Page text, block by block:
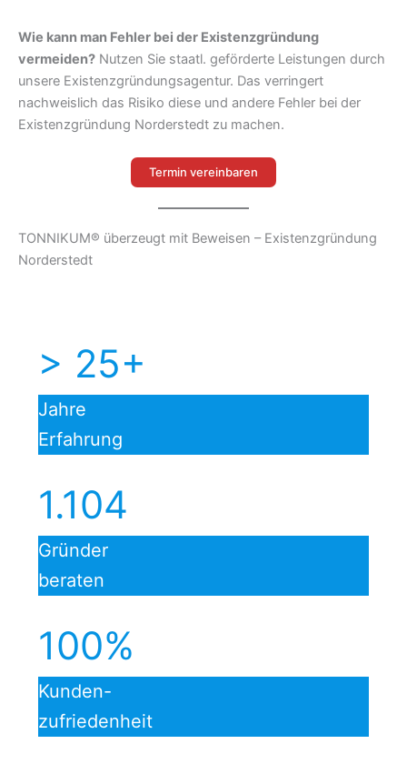
Wie kann man Fehler bei der Existenzgründung
vermeiden? Nutzen Sie staatl. geförderte Leistungen durch
unsere Existenzgründungsagentur. Das verringert
nachweislich das Risiko diese und andere Fehler bei der
Existenzgründung Norderstedt zu machen.
Termin vereinbaren
TONNIKUM® überzeugt mit Beweisen – Existenzgründung
Norderstedt
> 25+
Jahre
Erfahrung
1.104
Gründer
beraten
100%
Kunden-
zufriedenheit